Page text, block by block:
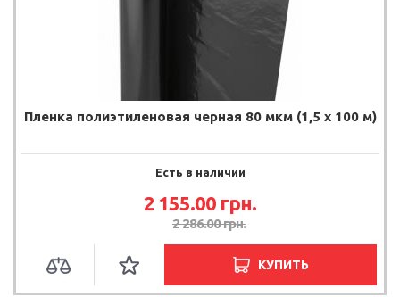
Пленка полиэтиленовая черная 80 мкм (1,5 х 100 м)
Есть в наличии
2 155.00 грн.
2 286.00 грн.
КУПИТЬ